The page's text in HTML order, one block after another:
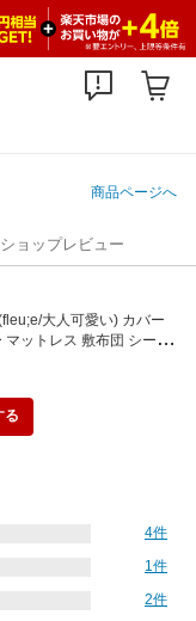
商品ページへ
ショップレビュー
大人可愛い) カバー
ットレス 敷布団 シーツ
オールシーズン 春 夏 秋
国 カバーシリーズ フルー
る
4件
1件
2件